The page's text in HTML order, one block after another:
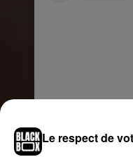
Voir cette
Le respect de